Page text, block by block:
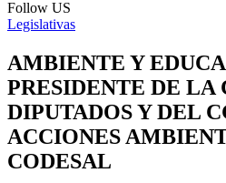
Follow US
Legislativas
AMBIENTE Y
PRESIDENTE DE LA
DIPUTADOS Y DEL
ACCIONES
CODESAL